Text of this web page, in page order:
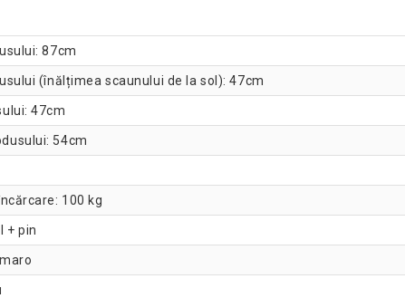
87cm
(înălțimea scaunului de la sol): 47cm
47cm
54cm
100 kg
+ pin